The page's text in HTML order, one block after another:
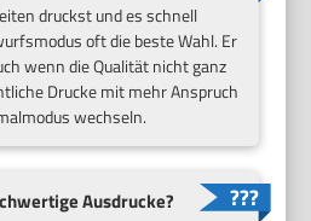
druckst und es schnell
oft die beste Wahl. Er
wenn die Qualität nicht ganz
Drucke mit mehr Anspruch
wechseln.
Ausdrucke?